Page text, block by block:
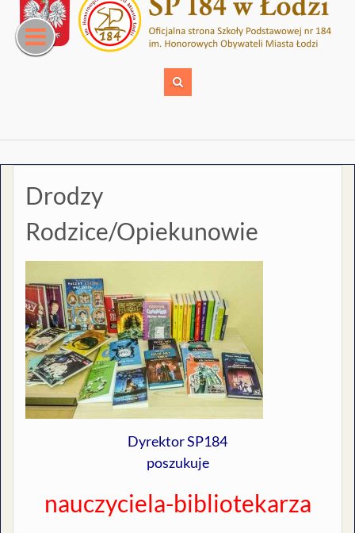
content
Drodzy
Rodzice/Opiekunowie
Dyrektor SP184
poszukuje
nauczyciela-bibliotekarza